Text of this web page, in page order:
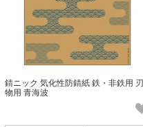
錆ニック 気化性防錆紙 鉄・非鉄用 刃
物用 青海波